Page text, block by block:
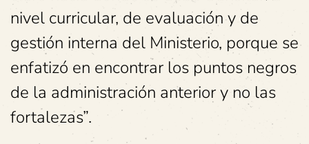
nivel curricular, de evaluación y de
gestión interna del Ministerio, porque se
enfatizó en encontrar los puntos negros
de la administración anterior y no las
fortalezas”.